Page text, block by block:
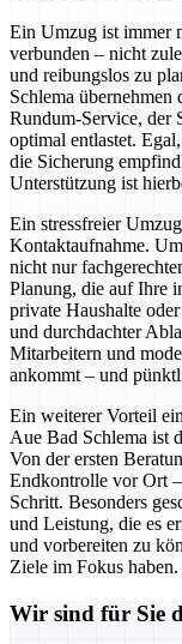
Ein Umzug ist immer
verbunden – nicht
und reibungslos zu
Schlema übernehmen
Rundum-Service, der
optimal entlastet.
die Sicherung
Unterstützung ist
Ein stressfreier
Kontaktaufnahme.
nicht nur
Planung, die auf Ihre
private Haushalte
und durchdachter
Mitarbeitern und
ankommt – und
Ein weiterer Vorteil
Aue Bad Schlema ist
Von der ersten
Endkontrolle vor Ort
Schritt. Besonders
und Leistung, die es
und vorbereiten zu
Ziele im Fokus haben.
Wir sind für Sie